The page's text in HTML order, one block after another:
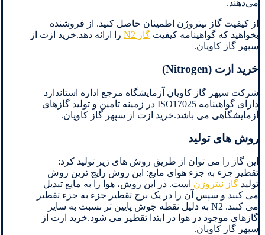
می‌دهند.
از کیفیت گاز نیتروژن اطمینان حاصل کنید. از فروشنده
بخواهید که گواهینامه کیفیت گاز N2
را ارائه دهد.خرید ازت از
سپهر گاز کاویان.
خرید ازت (Nitrogen)
شرکت سپهر گاز کاویان آزمایشگاه مرجع اداره استاندارد
دارای گواهینامه ISO17025 در زمینه تامین و تولید گازهای
آزمایشگاهی می باشد.خرید ازت از سپهر گاز کاویان.
روش های تولید
این گاز را می توان از طریق روش های زیر تولید کرد:
تقطیر جزء به جزء هوای مایع: این روش رایج ترین روش
تولید گاز نیتروژن است. در این روش، هوا را به مایع تبدیل
می کنند و سپس آن را در یک برج تقطیر جزء به جزء تقطیر
می کنند. N2 به دلیل نقطه جوش پایین تر نسبت به سایر
گازهای موجود در هوا در ابتدا تقطیر می شود.خرید ازت از
سپهر گاز کاویان.